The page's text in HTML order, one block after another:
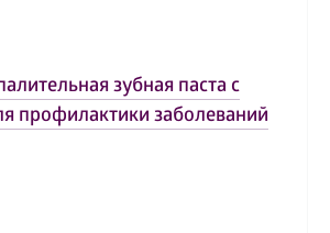
зубная паста с
профилактики заболеваний